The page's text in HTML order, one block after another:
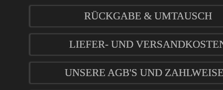
RÜCKGABE & UMTAUSCH
LIEFER- UND
UNSERE AGB'S UND